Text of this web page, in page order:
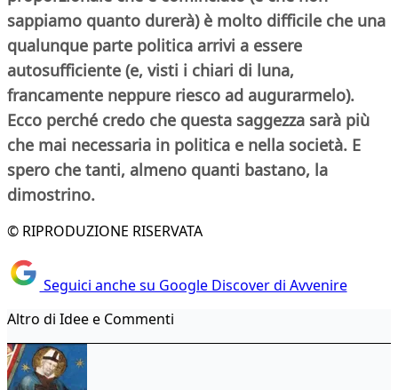
sappiamo quanto durerà) è molto difficile che una
qualunque parte politica arrivi a essere
autosufficiente (e, visti i chiari di luna,
francamente neppure riesco ad augurarmelo).
Ecco perché credo che questa saggezza sarà più
che mai necessaria in politica e nella società. E
spero che tanti, almeno quanti bastano, la
dimostrino.
© RIPRODUZIONE RISERVATA
Seguici anche su Google Discover di Avvenire
Altro di Idee e Commenti